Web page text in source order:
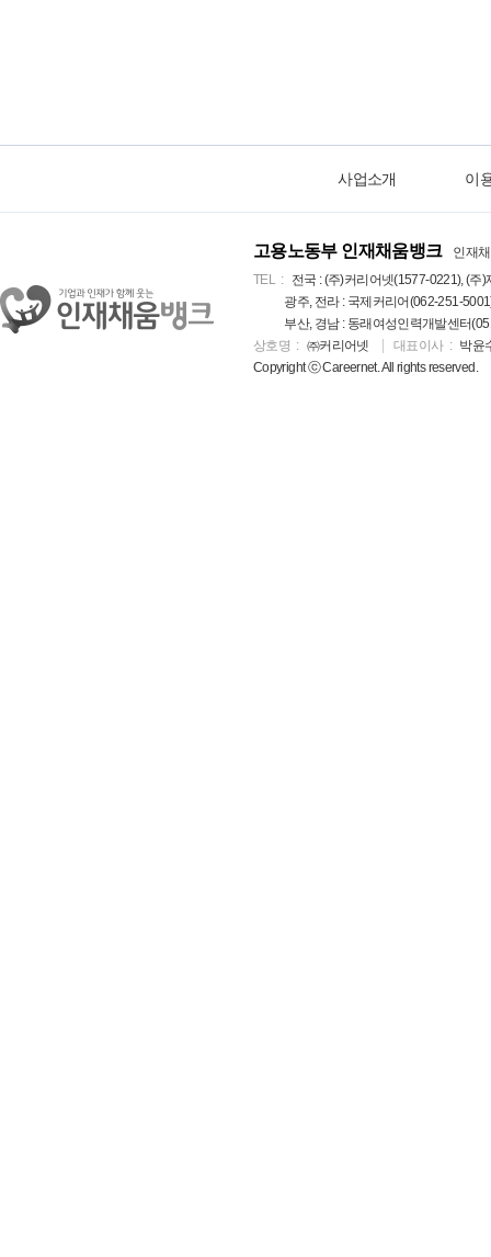
사업소개 이
고용노동부 인재채움뱅크
인재
TEL
전국 : (주)커리어넷(1577-0221), (
광주, 전라 : 국제커리어(062-251-
부산, 경남 : 동래여성인력개발센터
상호명
㈜커리어넷 대표이사
박윤
Copyright ⓒ Careernet. All rights reserved.